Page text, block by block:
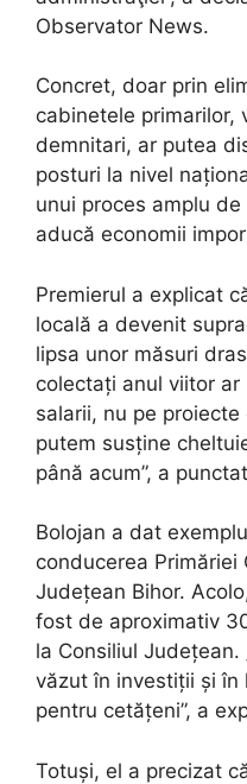
Observator News.
Concret, doar prin
cabinetele primarilor,
demnitari, ar putea
posturi la nivel
unui proces amplu
aducă economii
Premierul a explicat
locală a devenit
lipsa unor măsuri
colectați anul viitor ar
salarii, nu pe
putem susține
până acum”, a
Bolojan a dat
conducerea Primăriei
Județean Bihor.
fost de aproximativ
la Consiliul
văzut în investiții și în
pentru cetățeni”, a
Totuși, el a precizat